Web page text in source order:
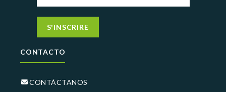
S'INSCRIRE
CONTACTO
CONTÁCTANOS